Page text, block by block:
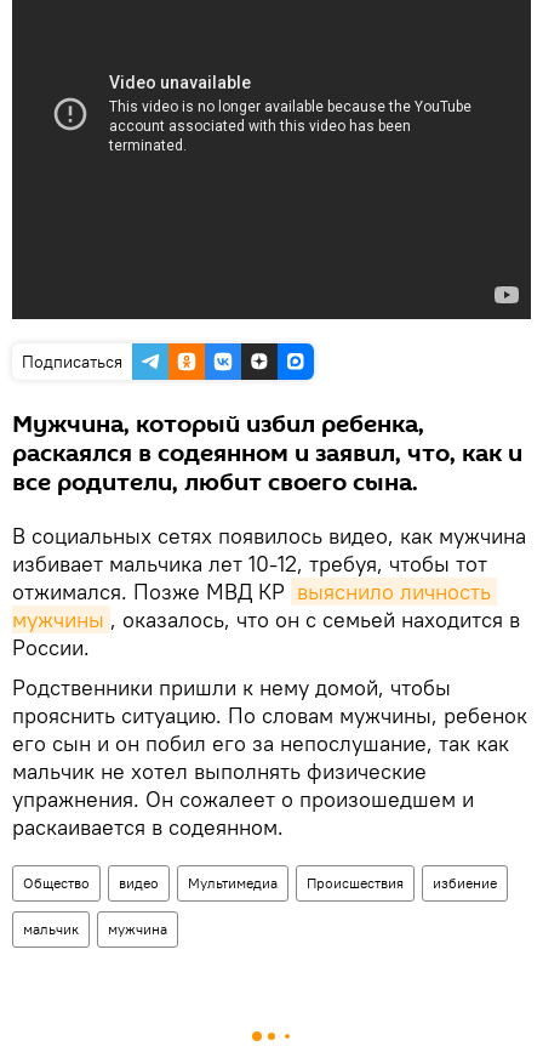
Подписаться
Мужчина, который избил ребенка,
раскаялся в содеянном и заявил, что, как и
все родители, любит своего сына.
В социальных сетях появилось видео, как мужчина
избивает мальчика лет 10-12, требуя, чтобы тот
отжимался. Позже МВД КР выяснило личность
мужчины , оказалось, что он с семьей находится в
России.
Родственники пришли к нему домой, чтобы
прояснить ситуацию. По словам мужчины, ребенок
его сын и он побил его за непослушание, так как
мальчик не хотел выполнять физические
упражнения. Он сожалеет о произошедшем и
раскаивается в содеянном.
Общество видео Мультимедиа Происшествия избиение
мальчик мужчина